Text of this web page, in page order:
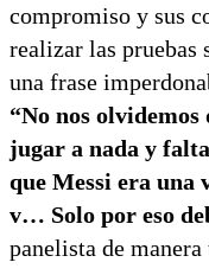
compromiso y sus
realizar las pruebas
una frase
“No nos olvidemos
jugar a nada y
que Messi era
v… Solo por eso
panelista de manera